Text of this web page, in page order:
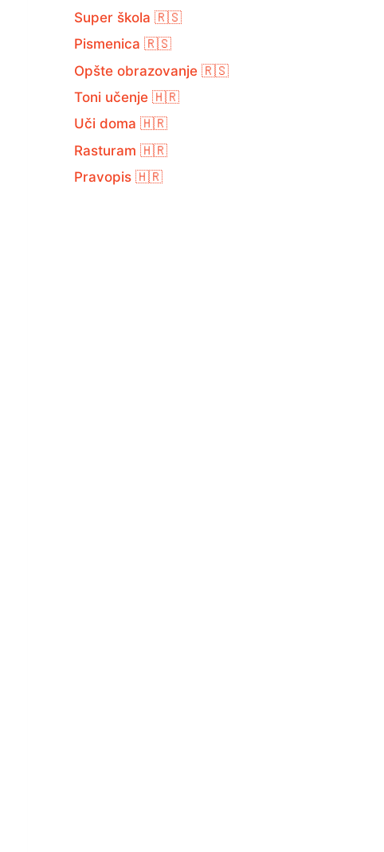
Super škola 🇷🇸
Pismenica 🇷🇸
Opšte obrazovanje 🇷🇸
Toni učenje 🇭🇷
Uči doma 🇭🇷
Rasturam 🇭🇷
Pravopis 🇭🇷